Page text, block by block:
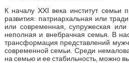
К началу XXI века институт семьи
развития: патриархальная или
или современная, супружеская
неполная и внебрачная семья. В
трансформация представлений
современной семьи. Среди
на семью и ее стабильность, можно